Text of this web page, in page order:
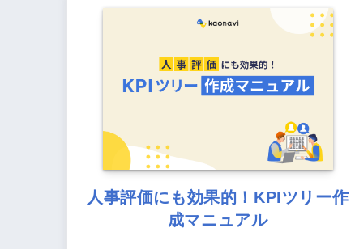
人事評価にも効果的！KPIツリー作
成マニュアル